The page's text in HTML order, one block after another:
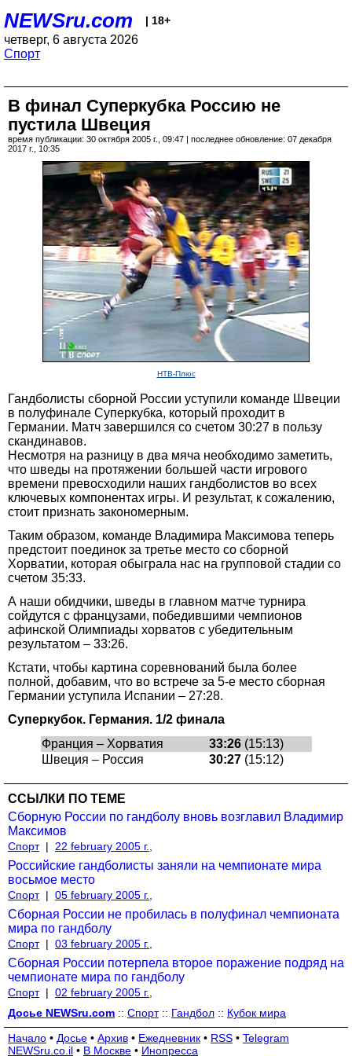
NEWSru.com | 18+
четверг, 6 августа 2026
Спорт
В финал Суперкубка Россию не
пустила Швеция
время публикации: 30 октября 2005 г., 09:47 | последнее обновление: 07 декабря
2017 г., 10:35
НТВ-Плюс
Гандболисты сборной России уступили команде Швеции
в полуфинале Суперкубка, который проходит в
Германии. Матч завершился со счетом 30:27 в пользу
скандинавов.
Несмотря на разницу в два мяча необходимо заметить,
что шведы на протяжении большей части игрового
времени превосходили наших гандболистов во всех
ключевых компонентах игры. И результат, к сожалению,
стоит признать закономерным.
Таким образом, команде Владимира Максимова теперь
предстоит поединок за третье место со сборной
Хорватии, которая обыграла нас на групповой стадии со
счетом 35:33.
А наши обидчики, шведы в главном матче турнира
сойдутся с французами, победившими чемпионов
афинской Олимпиады хорватов с убедительным
результатом – 33:26.
Кстати, чтобы картина соревнований была более
полной, добавим, что во встрече за 5-е место сборная
Германии уступила Испании – 27:28.
Суперкубок. Германия. 1/2 финала
Франция – Хорватия
33:26(15:13)
Швеция – Россия
30:27(15:12)
ССЫЛКИ ПО ТЕМЕ
Сборную России по гандболу вновь возглавил Владимир
Максимов
Спорт | 22 february 2005 г.,
Российские гандболисты заняли на чемпионате мира
восьмое место
Спорт | 05 february 2005 г.,
Сборная России не пробилась в полуфинал чемпионата
мира по гандболу
Спорт | 03 february 2005 г.,
Сборная России потерпела второе поражение подряд на
чемпионате мира по гандболу
Спорт | 02 february 2005 г.,
Досье NEWSru.com :: Спорт:: Гандбол :: Кубок мира
Начало • Досье • Архив • Ежедневник • RSS • Telegram
NEWSru.co.il • В Москве • Инопресса